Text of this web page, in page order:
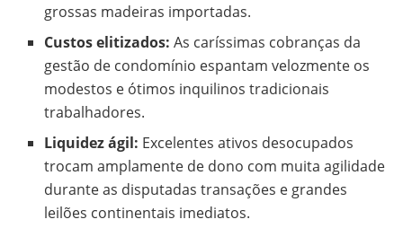
grossas madeiras importadas.
Custos elitizados: As caríssimas cobranças da
gestão de condomínio espantam velozmente os
modestos e ótimos inquilinos tradicionais
trabalhadores.
Liquidez ágil: Excelentes ativos desocupados
trocam amplamente de dono com muita agilidade
durante as disputadas transações e grandes
leilões continentais imediatos.